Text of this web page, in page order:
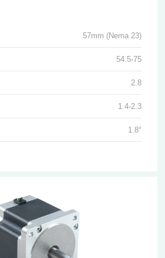
57mm (Nema 23)
54.5-75
2.8
1.4-2.3
1.8°